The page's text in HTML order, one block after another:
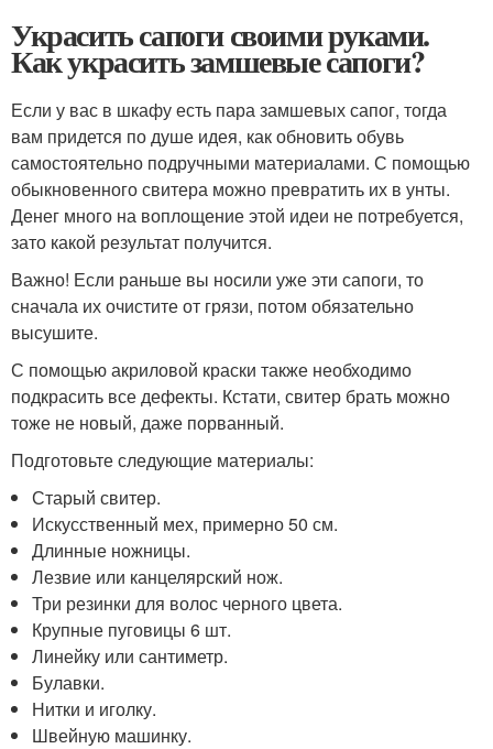
Украсить сапоги своими руками.
Как украсить замшевые сапоги?
Если у вас в шкафу есть пара замшевых сапог, тогда
вам придется по душе идея, как обновить обувь
самостоятельно подручными материалами. С помощью
обыкновенного свитера можно превратить их в унты.
Денег много на воплощение этой идеи не потребуется,
зато какой результат получится.
Важно! Если раньше вы носили уже эти сапоги, то
сначала их очистите от грязи, потом обязательно
высушите.
С помощью акриловой краски также необходимо
подкрасить все дефекты. Кстати, свитер брать можно
тоже не новый, даже порванный.
Подготовьте следующие материалы:
Старый свитер.
Искусственный мех, примерно 50 см.
Длинные ножницы.
Лезвие или канцелярский нож.
Три резинки для волос черного цвета.
Крупные пуговицы 6 шт.
Линейку или сантиметр.
Булавки.
Нитки и иголку.
Швейную машинку.